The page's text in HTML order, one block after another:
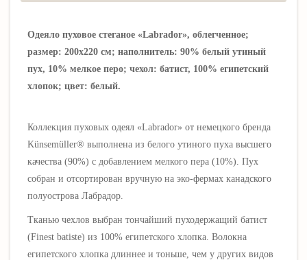
Одеяло пуховое стеганое «Labrador», облегченное;
размер: 200х220 см; наполнитель: 90% белый утиный
пух, 10% мелкое перо; чехол: батист, 100% египетский
хлопок; цвет: белый.
Коллекция пуховых одеял «Labrador» от немецкого бренда
Künsemüller® выполнена из белого утиного пуха высшего
качества (90%) с добавлением мелкого пера (10%). Пух
собран и отсортирован вручную на эко-фермах канадского
полуострова Лабрадор.
Тканью чехлов выбран тончайший пуходержащий батист
(Finest batiste) из 100% египетского хлопка. Волокна
египетского хлопка длиннее и тоньше, чем у других видов